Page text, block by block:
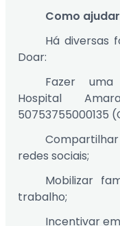
Como
Há diversas
Doar:
Fazer
Hospital
50753755000135
redes sociais;
Mobilizar
trabalho;
Incentivar